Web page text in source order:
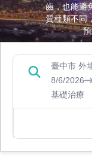
齒，也能避
質種類不同
臺中市 外
8/6/2026
基礎治療